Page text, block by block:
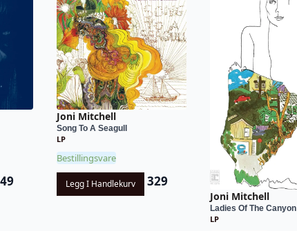
Joni Mitchell
Song To A Seagull
LP
Bestillingsvare
Legg I Handlekurv 329
Joni Mitchell
Ladies Of The Canyon
LP